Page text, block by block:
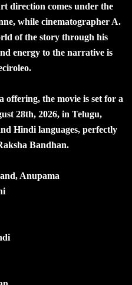
direction comes under the
while cinematographer A.
of the story through his
energy to the narrative is
offering, the movie is set for a
28th, 2026, in Telugu,
Hindi languages, perfectly
Bandhan.
Anupama